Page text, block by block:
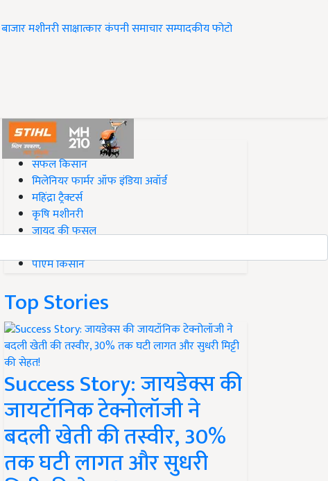
बाजारमशीनरीसाक्षात्कारकंपनी समाचारसम्पादकीयफोटो
#Top on Krishi Jagran
सफल किसान
मिलेनियर फार्मर ऑफ इंडिया अवॉर्ड
महिंद्रा ट्रैक्टर्स
कृषि मशीनरी
जायद की फसल
पीएम किसान
Top Stories
Success Story: जायडेक्स की
जायटॉनिक टेक्नोलॉजी ने
बदली खेती की तस्वीर, 30%
तक घटी लागत और सुधरी